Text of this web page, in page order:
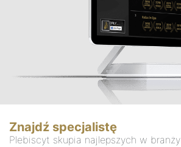
Znajdź specjalistę
Plebiscyt skupia najlepszych w branży